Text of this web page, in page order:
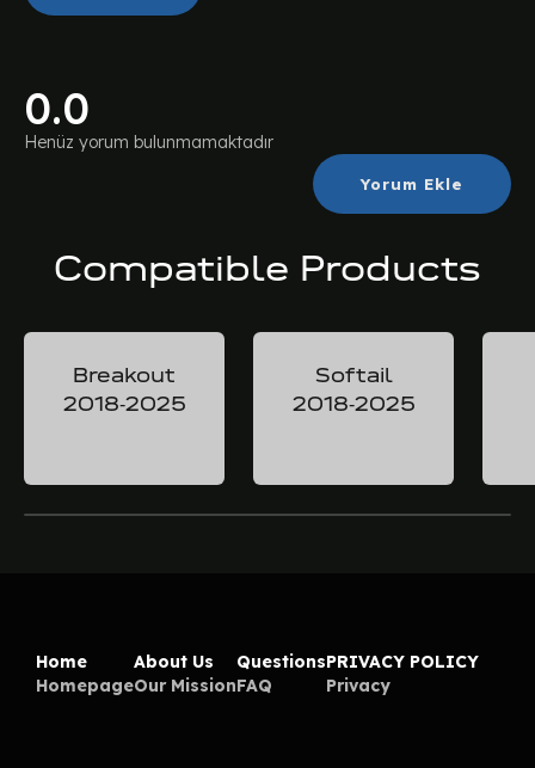
0.0
Henüz yorum bulunmamaktadır
Yorum Ekle
Compatible Products
Breakout
2018-2025
Softail
2018-2025
Home
Homepage
About Us
Our Mission
Questions
FAQ
PRIVACY POLICY
Privacy